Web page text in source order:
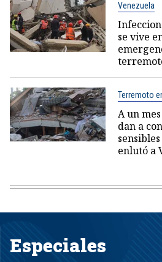
Venezuela
se vive
Terremoto
A un
dan a
enlutó a
Especiales